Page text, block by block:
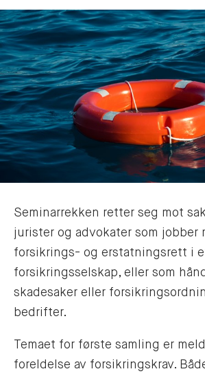
Seminarrekken retter seg mot
jurister og advokater som jobber
forsikrings- og erstatningsrett i
forsikringsselskap, eller som
skadesaker eller
bedrifter.
Temaet for første samling er
foreldelse av forsikringskrav.